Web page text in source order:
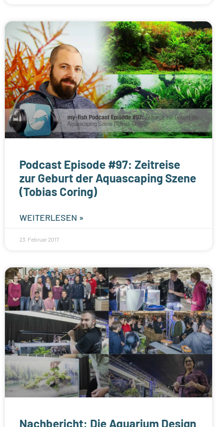
Podcast Episode #97: Zeitreise
zur Geburt der Aquascaping Szene
(Tobias Coring)
WEITERLESEN »
23. Februar 2017
Nachbericht: Die Aquarium Design